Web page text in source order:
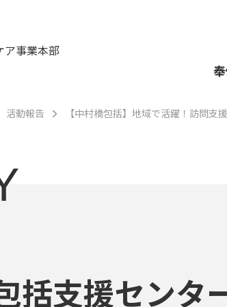
ア事業本部
活動報告 【中村橋包括】地域で活躍！訪問支
括支援センタ